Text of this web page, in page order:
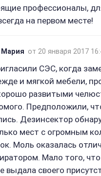
профессионалы,
на первом месте!
Мария от 20 января 2017
СЭС, когда
и мягкой мебели,
развитыми
Предположили,
Дезинсектор
мест с огромным
Моль оказалась
Мало того,
выдала своего